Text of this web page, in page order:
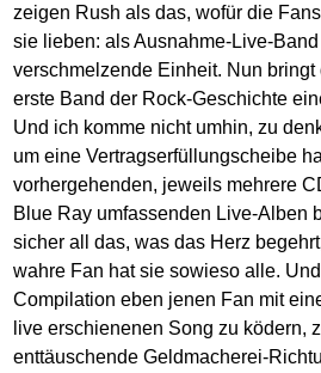
zeigen Rush als das, wofür die
sie lieben: als Ausnahme-Live-
verschmelzende Einheit. Nun
erste Band der Rock-Geschichte
Und ich komme nicht umhin, zu
um eine Vertragserfüllungscheibe
vorhergehenden, jeweils mehrere
Blue Ray umfassenden Live-Alben
sicher all das, was das Herz
wahre Fan hat sie sowieso alle.
Compilation eben jenen Fan mit
live erschienenen Song zu ködern,
enttäuschende Geldmacherei-